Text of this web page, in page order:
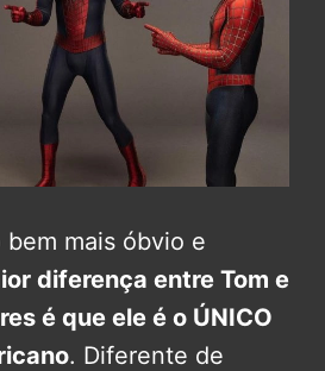
bem mais óbvio e
diferença entre Tom e
é que ele é o ÚNICO
. Diferente de